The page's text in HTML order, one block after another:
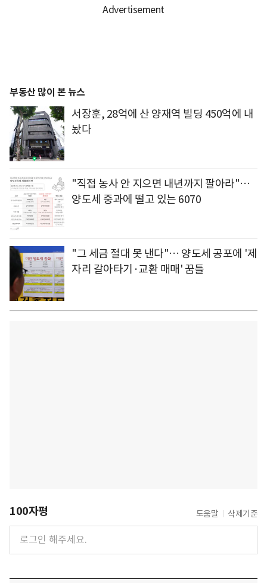
부동산 많이 본 뉴스
서장훈, 28억에 산 양재역 빌딩 450억에 내
놨다
"직접 농사 안 지으면 내년까지 팔아라"…
양도세 중과에 떨고 있는 6070
"그 세금 절대 못 낸다"… 양도세 공포에 '제
자리 갈아타기·교환 매매' 꿈틀
100자평 도움말 삭제기준